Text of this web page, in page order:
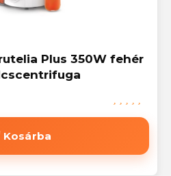
Plus 350W fehér
Kosárba